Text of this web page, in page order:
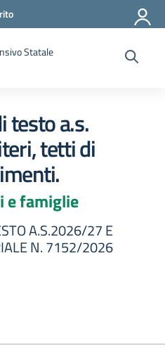
Statale
testo a.s.
tetti di
e famiglie
A.S.2026/27 E
N. 7152/2026